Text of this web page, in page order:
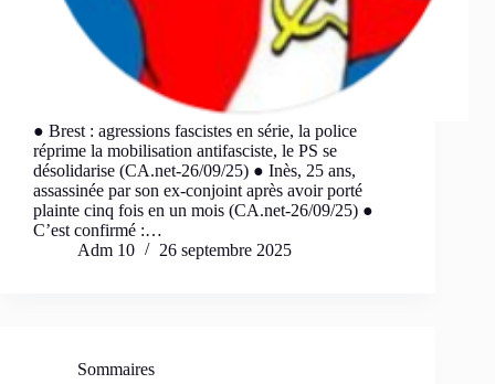
● Brest : agressions fascistes en série, la police
réprime la mobilisation antifasciste, le PS se
désolidarise (CA.net-26/09/25) ● Inès, 25 ans,
assassinée par son ex-conjoint après avoir porté
plainte cinq fois en un mois (CA.net-26/09/25) ●
C’est confirmé :…
Adm 10
26 septembre 2025
Sommaires